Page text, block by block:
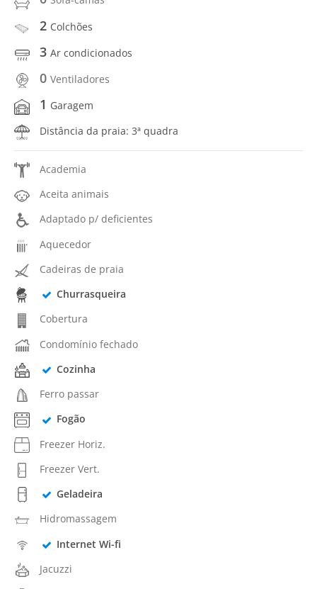
2 Colchões
3 Ar condicionados
0 Ventiladores
1 Garagem
Distância da praia: 3ª quadra
Academia
Aceita animais
Adaptado p/ deficientes
Aquecedor
Cadeiras de praia
Churrasqueira
Cobertura
Condomínio fechado
Cozinha
Ferro passar
Fogão
Freezer Horiz.
Freezer Vert.
Geladeira
Hidromassagem
Internet Wi-fi
Jacuzzi